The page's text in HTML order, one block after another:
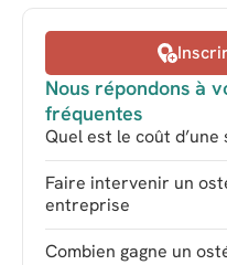
Nous répondons à
fréquentes
Quel est le coût
Faire intervenir un
entreprise
Combien gagne un